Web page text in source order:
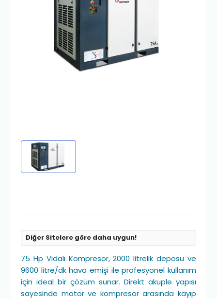
Diğer Sitelere göre daha uygun!
75 Hp Vidalı Kompresör, 2000 litrelik deposu ve
9600 litre/dk hava emişi ile profesyonel kullanım
için ideal bir çözüm sunar. Direkt akuple yapısı
sayesinde motor ve kompresör arasında kayıp